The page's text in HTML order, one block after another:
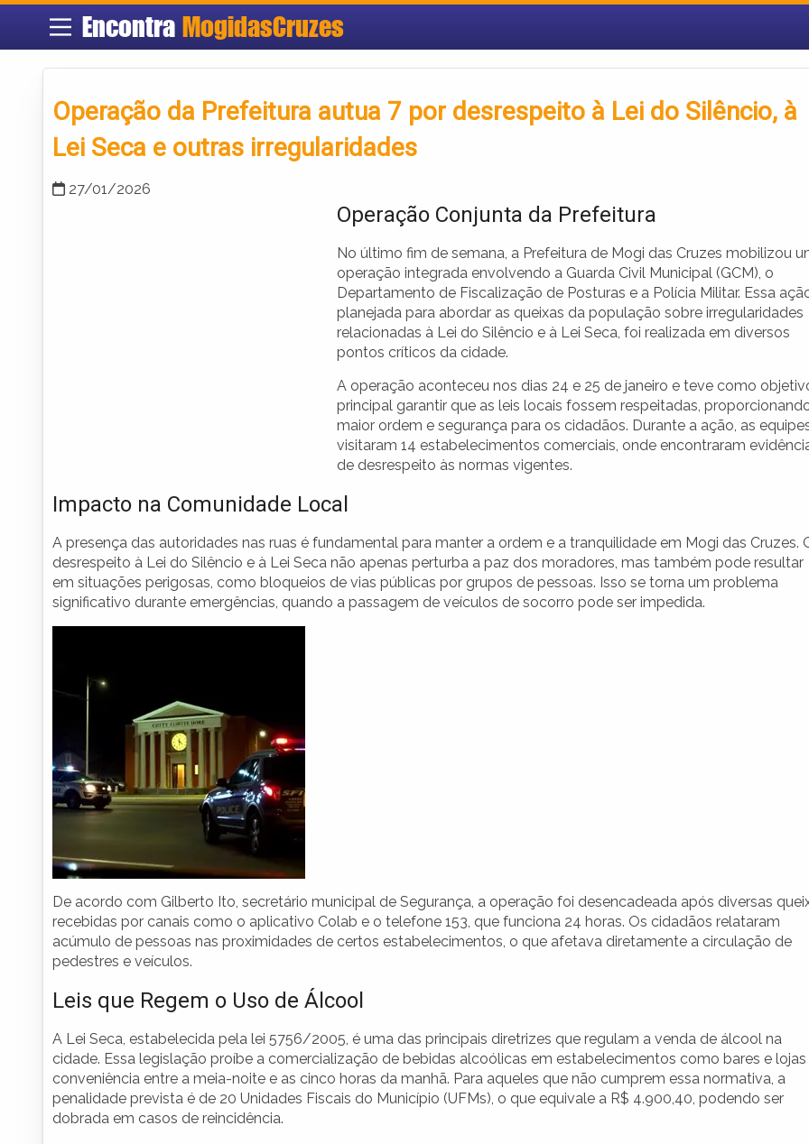
Encontra MogidasCruzes
Operação da Prefeitura autua 7 por desrespeito à Lei do Silêncio, à
Lei Seca e outras irregularidades
27/01/2026
Operação Conjunta da Prefeitura
No último fim de semana, a Prefeitura de Mogi das Cruzes mobilizou
operação integrada envolvendo a Guarda Civil Municipal (GCM), o
Departamento de Fiscalização de Posturas e a Polícia Militar. Essa
planejada para abordar as queixas da população sobre irregularidades
relacionadas à Lei do Silêncio e à Lei Seca, foi realizada em diversos
pontos críticos da cidade.
A operação aconteceu nos dias 24 e 25 de janeiro e teve como
principal garantir que as leis locais fossem respeitadas,
maior ordem e segurança para os cidadãos. Durante a ação, as
visitaram 14 estabelecimentos comerciais, onde encontraram
de desrespeito às normas vigentes.
Impacto na Comunidade Local
A presença das autoridades nas ruas é fundamental para manter a ordem e a tranquilidade em Mogi das Cruzes.
desrespeito à Lei do Silêncio e à Lei Seca não apenas perturba a paz dos moradores, mas também pode resultar
em situações perigosas, como bloqueios de vias públicas por grupos de pessoas. Isso se torna um problema
significativo durante emergências, quando a passagem de veículos de socorro pode ser impedida.
De acordo com Gilberto Ito, secretário municipal de Segurança, a operação foi desencadeada após diversas
recebidas por canais como o aplicativo Colab e o telefone 153, que funciona 24 horas. Os cidadãos relataram
acúmulo de pessoas nas proximidades de certos estabelecimentos, o que afetava diretamente a circulação de
pedestres e veículos.
Leis que Regem o Uso de Álcool
A Lei Seca, estabelecida pela lei 5756/2005, é uma das principais diretrizes que regulam a venda de álcool na
cidade. Essa legislação proíbe a comercialização de bebidas alcoólicas em estabelecimentos como bares e
conveniência entre a meia-noite e as cinco horas da manhã. Para aqueles que não cumprem essa normativa, a
penalidade prevista é de 20 Unidades Fiscais do Município (UFMs), o que equivale a R$ 4.900,40, podendo ser
dobrada em casos de reincidência.